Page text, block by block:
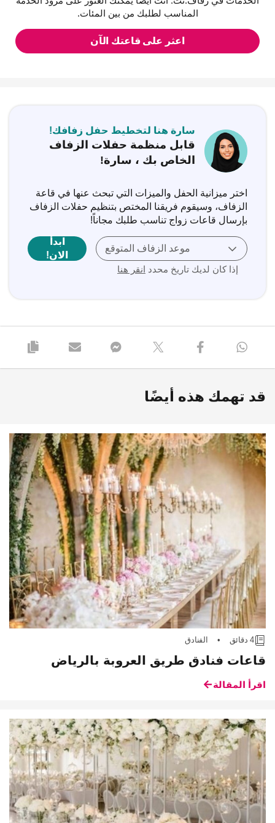
المناسب لطلبك من بين المئات.
اعثر على قاعتك الآن
سارة هنا لتخطيط حفل زفافك!
قابل منظمة حفلات الزفاف
الخاص بك ، سارة!
اختر ميزانية الحفل والميزات التي تبحث عنها في قاعة
الزفاف، وسيقوم فريقنا المختص بتنظيم حفلات الزفاف
بإرسال قاعات زواج تناسب طلبك مجاناً!
موعد الزفاف المتوقع
إذا كان لديك تاريخ محدد انقر هنا
ابدأ
الان!
قد تهمك هذه أيضًا
4 دقائق • الفنادق
قاعات فنادق طريق العروبة بالرياض
اقرأ المقالة